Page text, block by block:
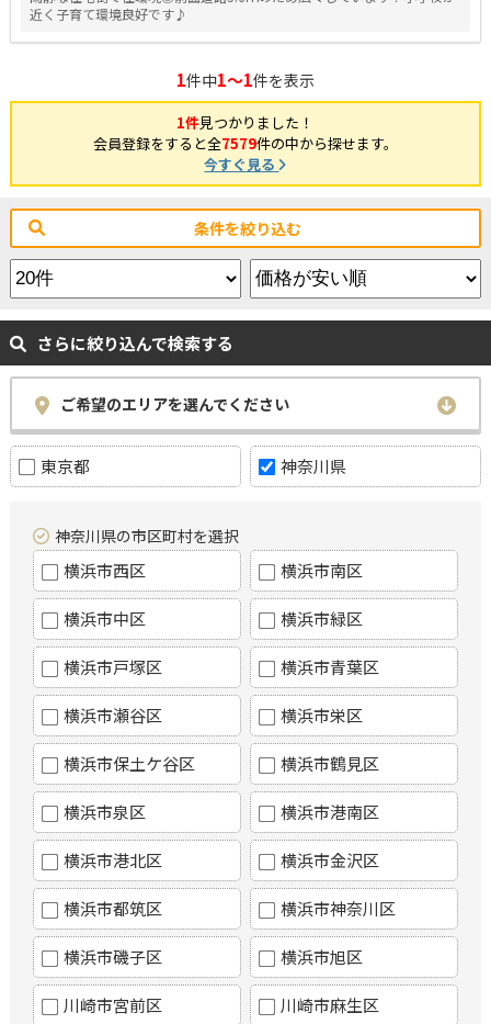
近く子育て環境良好です♪
1件中1～1件を表示
1件見つかりました！
会員登録をすると全7579件の中から探せます。
今すぐ見る
条件を絞り込む
さらに絞り込んで検索する
ご希望のエリアを選んでください
東京都 神奈川県
神奈川県の市区町村を選択
横浜市西区 横浜市南区
横浜市中区 横浜市緑区
横浜市戸塚区 横浜市青葉区
横浜市瀬谷区 横浜市栄区
横浜市保土ケ谷区 横浜市鶴見区
横浜市泉区 横浜市港南区
横浜市港北区 横浜市金沢区
横浜市都筑区 横浜市神奈川区
横浜市磯子区 横浜市旭区
川崎市宮前区 川崎市麻生区